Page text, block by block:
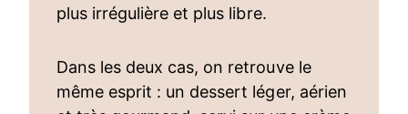
plus irrégulière et plus libre.
Dans les deux cas, on retrouve le
même esprit : un dessert léger, aérien